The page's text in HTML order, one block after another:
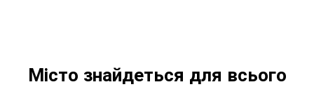
Місто знайдеться для всього